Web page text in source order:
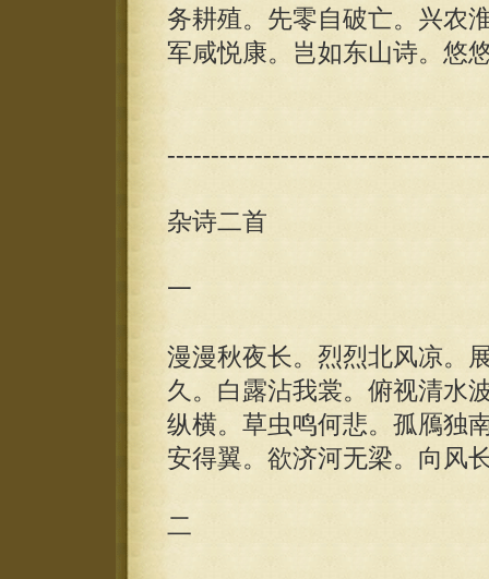
务耕殖。先零自破亡。兴农
军咸悦康。岂如东山诗。悠
杂诗二首
一
漫漫秋夜长。烈烈北风凉。
久。白露沾我裳。俯视清水
纵横。草虫鸣何悲。孤鴈独
安得翼。欲济河无梁。向风
二